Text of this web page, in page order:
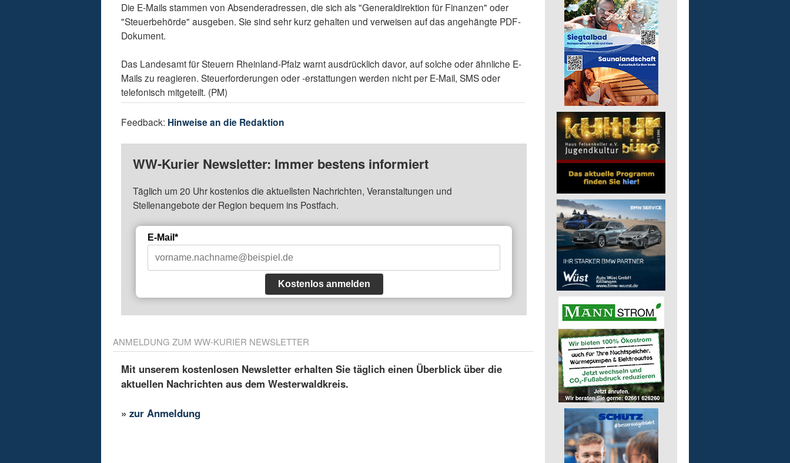
Die E-Mails stammen von Absenderadressen, die sich als "Generaldirektion für Finanzen" oder
"Steuerbehörde" ausgeben. Sie sind sehr kurz gehalten und verweisen auf das angehängte PDF-
Dokument.
Das Landesamt für Steuern Rheinland-Pfalz warnt ausdrücklich davor, auf solche oder ähnliche E-
Mails zu reagieren. Steuerforderungen oder -erstattungen werden nicht per E-Mail, SMS oder
telefonisch mitgeteilt. (PM)
Feedback: Hinweise an die Redaktion
WW-Kurier Newsletter: Immer bestens informiert
Täglich um 20 Uhr kostenlos die aktuellsten Nachrichten, Veranstaltungen und
Stellenangebote der Region bequem ins Postfach.
E-Mail*
Kostenlos anmelden
ANMELDUNG ZUM WW-KURIER NEWSLETTER
Mit unserem kostenlosen Newsletter erhalten Sie täglich einen Überblick über die
aktuellen Nachrichten aus dem Westerwaldkreis.
»zur Anmeldung